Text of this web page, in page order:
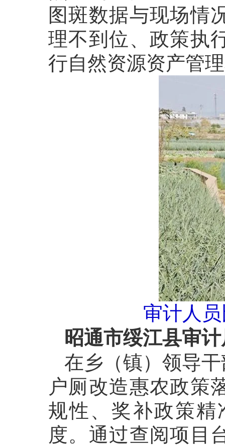
图斑数据与现场情
理不到位、政策执
行自然资源资产管
审计人
昭通市绥江县审
在乡（镇）领导
户厕改造惠农政策
规性、奖补政策
度。通过查阅项目